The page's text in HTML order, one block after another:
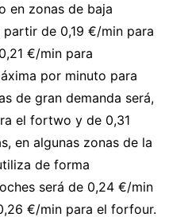
en zonas de baja
de 0,19 €/min para
€/min para
por minuto para
de gran demanda será,
el fortwo y de 0,31
en algunas zonas de la
de forma
será de 0,24 €/min
€/min para el forfour.